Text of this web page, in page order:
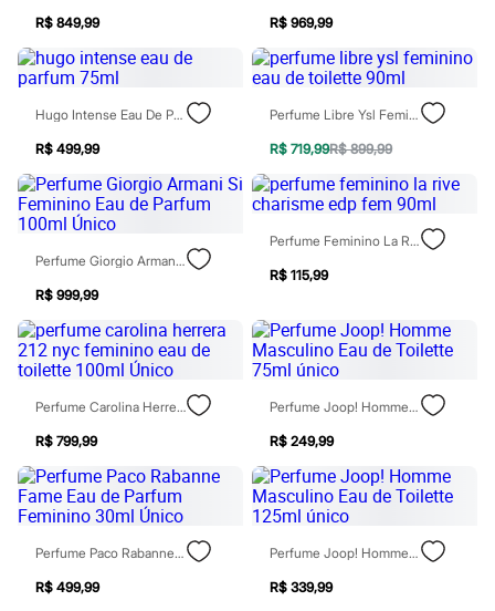
Carteiras
Óculos
Relógios
Calçados
Botas
Chinelos
Sapatos
Tênis
Moda esportiva
Acessórios
Camisetas
Calças
Calçados
Regatas
Moda íntima
Cuecas
Meias
Pijamas
Personagens
Plus size
Blusas e Camisetas
Calças
Camisas
Casacos e Jaquetas
Jeans
Moda esportiva
R$ 849,99 R$ 969,99
Hugo Intense Eau De Parfum 75ml
R$ 499,99
Perfume Libre Ysl Feminino Eau De Toilette 90ml
R$ 719,99R$ 899,99
Perfume Giorgio Armani Si Feminino Eau De Parfum 100ml Único
R$ 999,99
Perfume Feminino La Rive Charisme Edp Fem 90ml
R$ 115,99
Perfume Carolina Herrera 212 Nyc Feminino Eau De Toilette 100ml Único
R$ 799,99
Perfume Joop! Homme Masculino Eau De Toilette 75ml Único
R$ 249,99
Perfume Paco Rabanne Fame Eau De Parfum Feminino 30ml Único
R$ 499,99
Perfume Joop! Homme Masculino Eau De Toilette 125ml Único
R$ 339,99